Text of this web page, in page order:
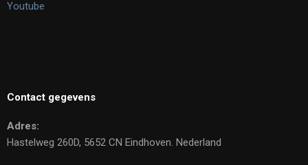
Youtube
Contact gegevens
Adres:
Hastelweg 260D, 5652 CN Eindhoven. Nederland